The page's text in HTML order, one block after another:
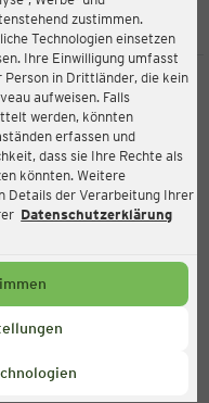
zustimmen.
Technologien einsetzen
Ihre Einwilligung umfasst
in Drittländer, die kein
aufweisen. Falls
werden, könnten
erfassen und
dass sie Ihre Rechte als
könnten. Weitere
Details der Verarbeitung Ihrer
Datenschutzerklärung
Berlin